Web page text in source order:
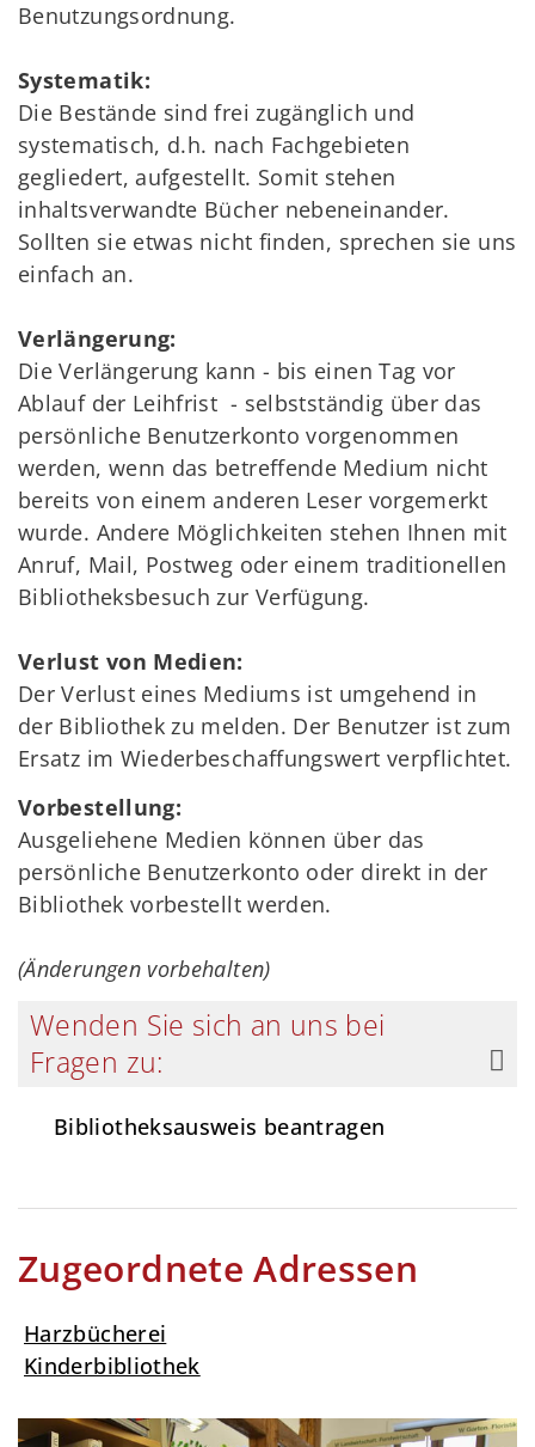
Benutzungsordnung.
Systematik:
Die Bestände sind frei zugänglich und
systematisch, d.h. nach Fachgebieten
gegliedert, aufgestellt. Somit stehen
inhaltsverwandte Bücher nebeneinander.
Sollten sie etwas nicht finden, sprechen sie uns
einfach an.
Verlängerung:
Die Verlängerung kann - bis einen Tag vor
Ablauf der Leihfrist - selbstständig über das
persönliche Benutzerkonto vorgenommen
werden, wenn das betreffende Medium nicht
bereits von einem anderen Leser vorgemerkt
wurde. Andere Möglichkeiten stehen Ihnen mit
Anruf, Mail, Postweg oder einem traditionellen
Bibliotheksbesuch zur Verfügung.
Verlust von Medien:
Der Verlust eines Mediums ist umgehend in
der Bibliothek zu melden. Der Benutzer ist zum
Ersatz im Wiederbeschaffungswert verpflichtet.
Vorbestellung:
Ausgeliehene Medien können über das
persönliche Benutzerkonto oder direkt in der
Bibliothek vorbestellt werden.
(Änderungen vorbehalten)
Wenden Sie sich an uns bei
Fragen zu:
Bibliotheksausweis beantragen
Zugeordnete Adressen
Harzbücherei
Kinderbibliothek